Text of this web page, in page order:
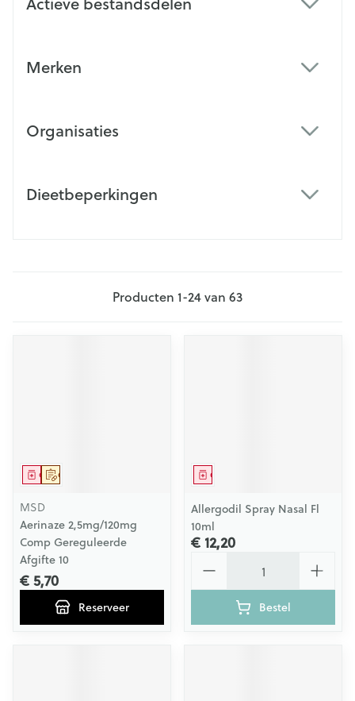
Merken
Organisaties
Dieetbeperkingen
Producten 1-24van 63
Op voorschrift
Geneesmiddel
MSD
Aerinaze 2,5mg/120mg
Comp Gereguleerde
Afgifte 10
€ 5,70
Reserveer
Geneesmiddel
Allergodil Spray Nasal Fl
10ml
€ 12,20
Bestel